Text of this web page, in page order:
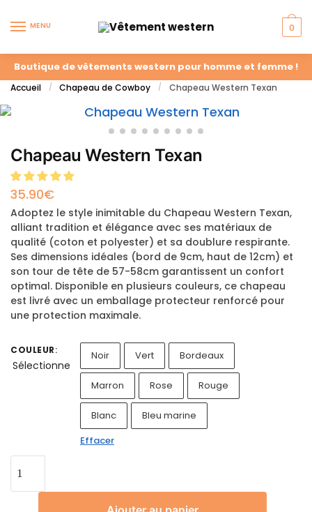
MENU 0
Boutique de vêtements western pour homme et femme !
Accueil / Chapeau de Cowboy / Chapeau Western Texan
Chapeau Western Texan
35.90€
Adoptez le style inimitable du Chapeau Western Texan,
alliant tradition et élégance avec ses matériaux de
qualité (coton et polyester) et sa doublure respirante.
Ses dimensions idéales (bord de 9cm, haut de 12cm) et
son tour de tête de 57-58cm garantissent un confort
optimal. Disponible en plusieurs couleurs, ce chapeau
est livré avec un emballage protecteur renforcé pour
une protection maximale.
COULEUR:
Sélectionne
Noir Vert Bordeaux
Marron Rose Rouge
Blanc
Bleu marine
Effacer